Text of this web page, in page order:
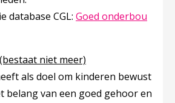
database CGL: Goed onderbou
niet meer)
als doel om kinderen bewust
belang van een goed gehoor en